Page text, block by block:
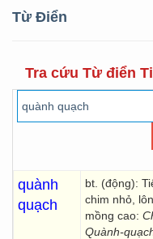
Từ Điển
Tra cứu Từ điển
quành
quạch
bt. (động):
chim nhỏ,
mồng cao:
Quành-